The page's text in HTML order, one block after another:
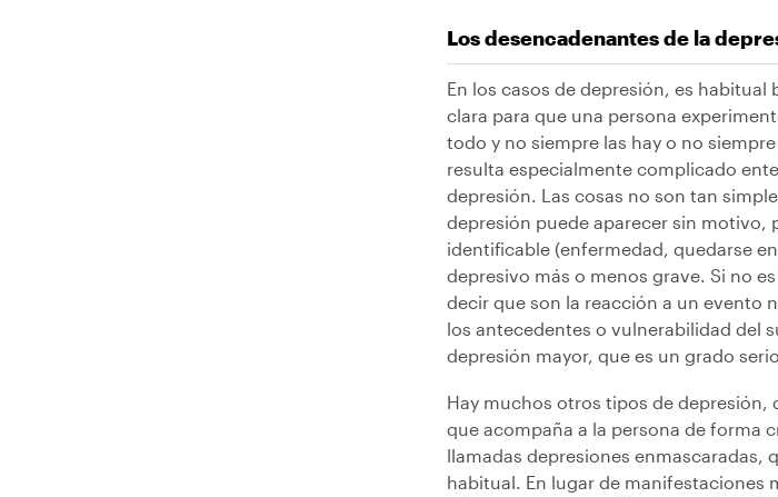
Los desencadenantes de la
En los casos de depresión, es
clara para que una persona
todo y no siempre las hay o no
resulta especialmente complicado
depresión. Las cosas no son tan
depresión puede aparecer sin
identificable (enfermedad, quedarse
depresivo más o menos grave. Si no
decir que son la reacción a un evento
los antecedentes o vulnerabilidad del
depresión mayor, que es un grado
Hay muchos otros tipos de
que acompaña a la persona de forma
llamadas depresiones enmascaradas,
habitual. En lugar de manifestaciones